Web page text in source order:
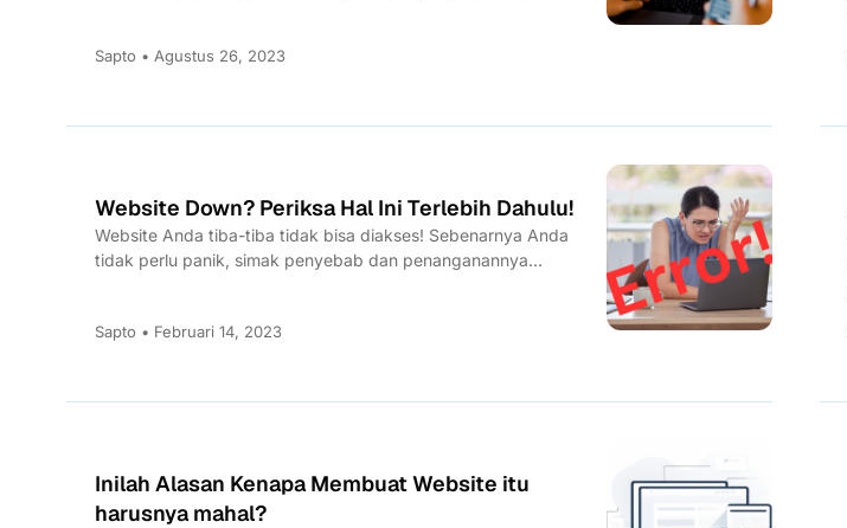
Sapto • Agustus 26, 2023
Website Down? Periksa Hal Ini Terlebih Dahulu!
Website Anda tiba-tiba tidak bisa diakses! Sebenarnya Anda
tidak perlu panik, simak penyebab dan penanganannya
Sapto • Februari 14, 2023
Inilah Alasan Kenapa Membuat Website itu
harusnya mahal?